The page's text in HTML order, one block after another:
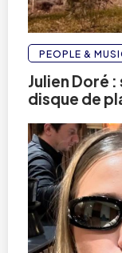
PEOPLE &
Julien Doré
disque de